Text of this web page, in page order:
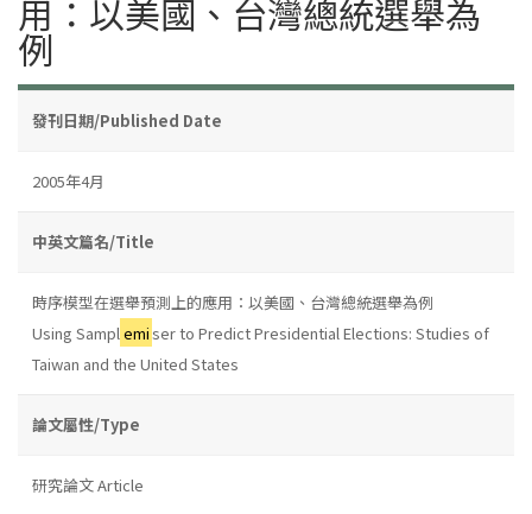
用：以美國、台灣總統選舉為
例
發刊日期/Published Date
2005年4月
中英文篇名/Title
時序模型在選舉預測上的應用：以美國、台灣總統選舉為例
Using Sampl emiser to Predict Presidential Elections: Studies of
Taiwan and the United States
論文屬性/Type
研究論文 Article